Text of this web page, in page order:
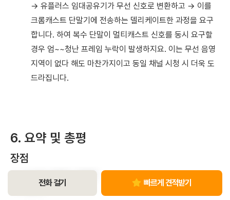
→ 유플러스 임대공유기가 무선 신호로 변환하고 → 이를
크롬캐스트 단말기에 전송하는 델리케이트한 과정을 요구
합니다. 하여 복수 단말이 멀티캐스트 신호를 동시 요구할
경우 엄~~청난 프레임 누락이 발생하지요. 이는 무선 음영
지역이 없다 해도 마찬가지이고 동일 채널 시청 시 더욱 도
드라집니다.
6. 요약 및 총평
장점
예쁘다
전화 걸기 빠르게 견적받기